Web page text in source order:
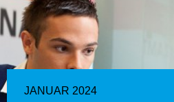
JANUAR 2024